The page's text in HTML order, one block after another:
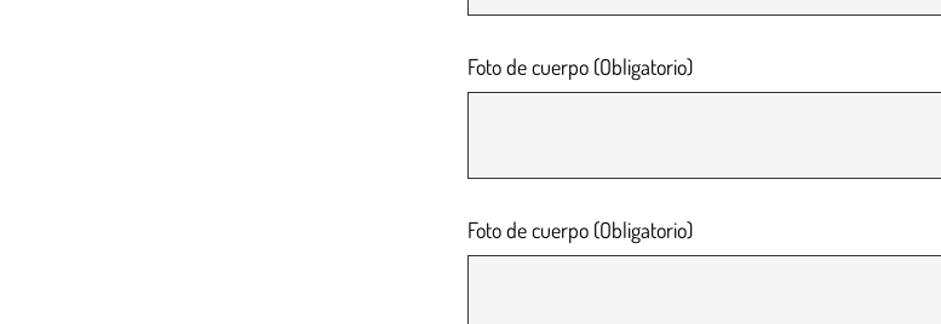
Foto de cuerpo (Obligatorio)
Foto de cuerpo (Obligatorio)